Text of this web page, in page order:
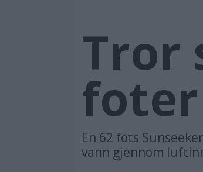
Tror
foter
En 62 fots
vann gjennom